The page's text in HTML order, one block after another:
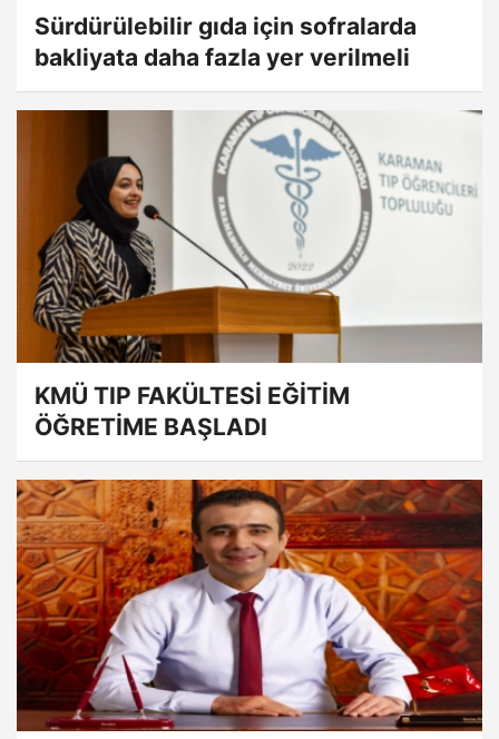
Sürdürülebilir gıda için sofralarda
bakliyata daha fazla yer verilmeli
KMÜ TIP FAKÜLTESİ EĞİTİM
ÖĞRETİME BAŞLADI